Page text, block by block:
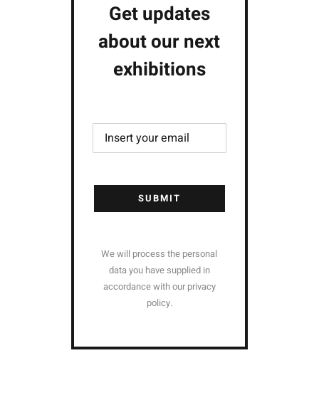
Get updates
about our next
exhibitions
SUBMIT
We will process the personal
data you have supplied in
accordance with our privacy
policy.